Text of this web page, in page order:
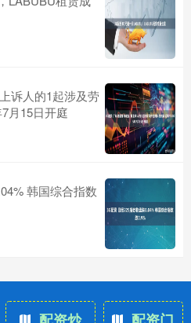
诉人的1起涉及劳
月15日开庭
韩国综合指数